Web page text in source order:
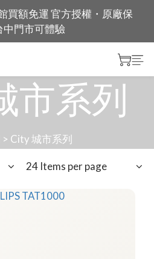
買額免運 官方授權・原廠保
中門市可體驗
市系列
> City 城市系列
24 Items per page